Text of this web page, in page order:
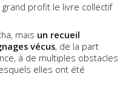
profit le livre collectif
mais un recueil
vécus, de la part
à de multiples obstacles
elles ont été